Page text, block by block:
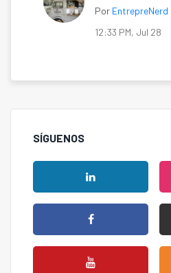
Por EntrepreNerd
12:33 PM, Jul 28
SÍGUENOS